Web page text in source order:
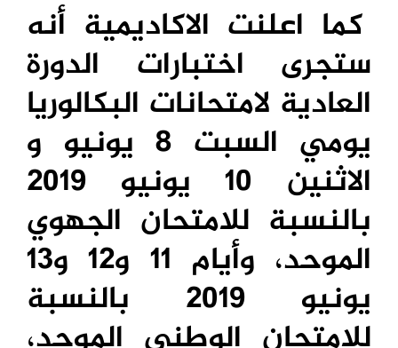
كما اعلنت الاكاديمية أنه
ستجرى اختبارات الدورة
العادية لامتحانات البكالوريا
يومي السبت 8 يونيو و
الاثنين 10 يونيو 2019
بالنسبة للامتحان الجهوي
الموحد، وأيام 11 و12 و13
يونيو 2019 بالنسبة